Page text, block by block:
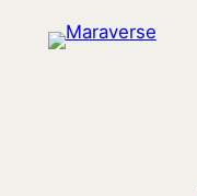
Inhalt